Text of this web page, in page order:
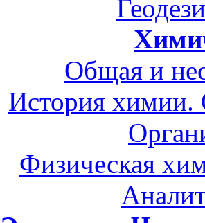
Общая и
История
Физическая